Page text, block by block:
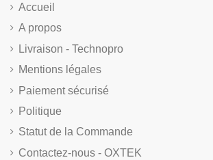
Accueil
A propos
Livraison - Technopro
Mentions légales
Paiement sécurisé
Politique
Statut de la Commande
Contactez-nous - OXTEK